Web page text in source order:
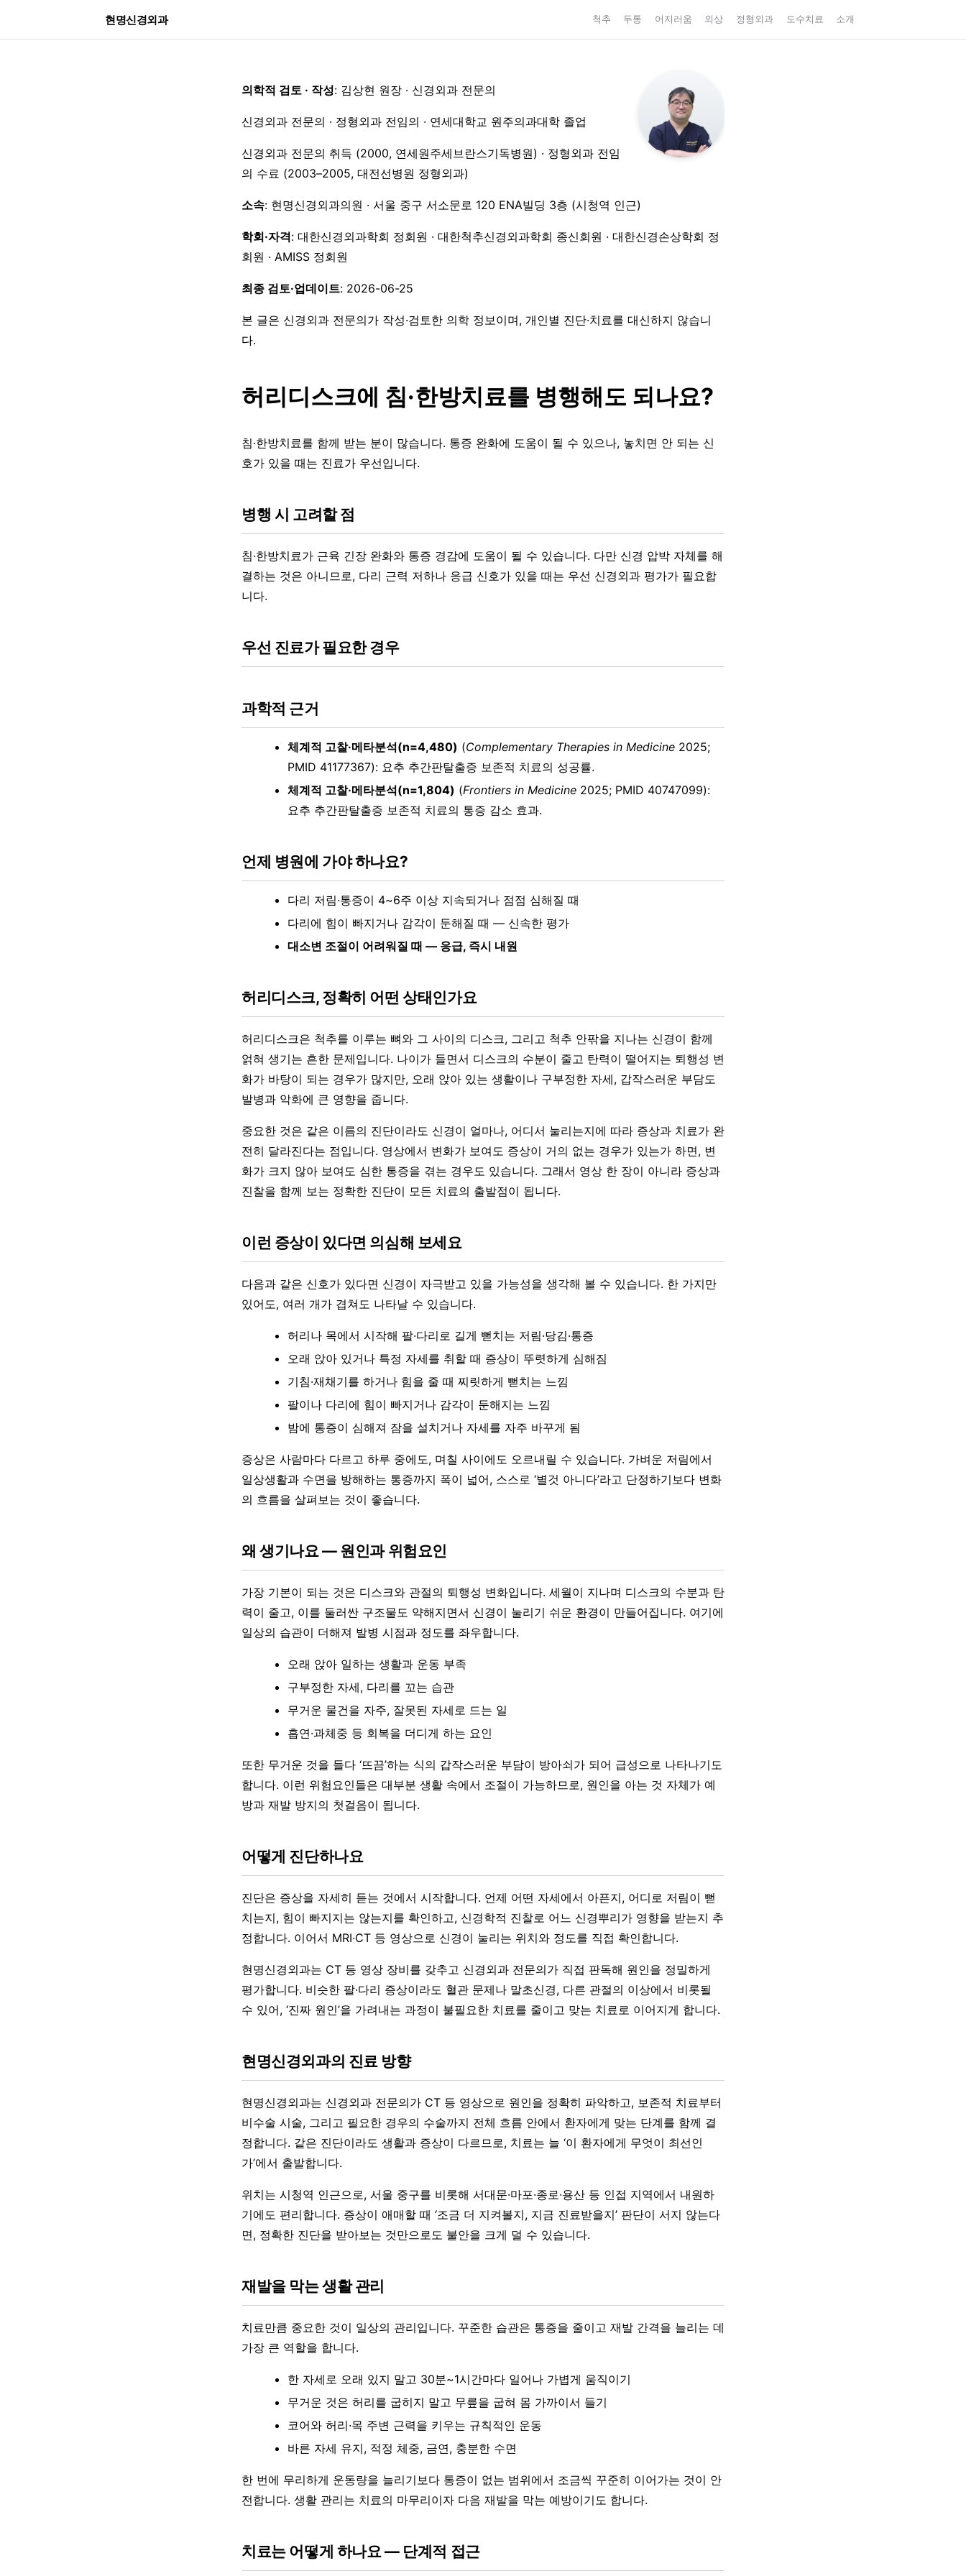
현명신경외과 척추 두통 어지러움 외상 정형외과 도수치료 소개
의학적 검토 · 작성: 김상현 원장 · 신경외과 전문의
신경외과 전문의 · 정형외과 전임의 · 연세대학교 원주의과대학 졸업
신경외과 전문의 취득 (2000, 연세원주세브란스기독병원) · 정형외과 전임
의 수료 (2003–2005, 대전선병원 정형외과)
소속: 현명신경외과의원 · 서울 중구 서소문로 120 ENA빌딩 3층 (시청역 인근)
학회·자격: 대한신경외과학회 정회원 · 대한척추신경외과학회 종신회원 · 대한신경손상학회 정
회원 · AMISS 정회원
최종 검토·업데이트: 2026-06-25
본 글은 신경외과 전문의가 작성·검토한 의학 정보이며, 개인별 진단·치료를 대신하지 않습니
다.
허리디스크에 침·한방치료를 병행해도 되나요?
침·한방치료를 함께 받는 분이 많습니다. 통증 완화에 도움이 될 수 있으나, 놓치면 안 되는 신
호가 있을 때는 진료가 우선입니다.
병행 시 고려할 점
침·한방치료가 근육 긴장 완화와 통증 경감에 도움이 될 수 있습니다. 다만 신경 압박 자체를 해
결하는 것은 아니므로, 다리 근력 저하나 응급 신호가 있을 때는 우선 신경외과 평가가 필요합
니다.
우선 진료가 필요한 경우
과학적 근거
체계적 고찰·메타분석(n=4,480) (Complementary Therapies in Medicine 2025;
PMID 41177367): 요추 추간판탈출증 보존적 치료의 성공률.
체계적 고찰·메타분석(n=1,804) (Frontiers in Medicine 2025; PMID 40747099):
요추 추간판탈출증 보존적 치료의 통증 감소 효과.
언제 병원에 가야 하나요?
다리 저림·통증이 4~6주 이상 지속되거나 점점 심해질 때
다리에 힘이 빠지거나 감각이 둔해질 때 — 신속한 평가
대소변 조절이 어려워질 때 — 응급, 즉시 내원
허리디스크, 정확히 어떤 상태인가요
허리디스크은 척추를 이루는 뼈와 그 사이의 디스크, 그리고 척추 안팎을 지나는 신경이 함께
얽혀 생기는 흔한 문제입니다. 나이가 들면서 디스크의 수분이 줄고 탄력이 떨어지는 퇴행성 변
화가 바탕이 되는 경우가 많지만, 오래 앉아 있는 생활이나 구부정한 자세, 갑작스러운 부담도
발병과 악화에 큰 영향을 줍니다.
중요한 것은 같은 이름의 진단이라도 신경이 얼마나, 어디서 눌리는지에 따라 증상과 치료가 완
전히 달라진다는 점입니다. 영상에서 변화가 보여도 증상이 거의 없는 경우가 있는가 하면, 변
화가 크지 않아 보여도 심한 통증을 겪는 경우도 있습니다. 그래서 영상 한 장이 아니라 증상과
진찰을 함께 보는 정확한 진단이 모든 치료의 출발점이 됩니다.
이런 증상이 있다면 의심해 보세요
다음과 같은 신호가 있다면 신경이 자극받고 있을 가능성을 생각해 볼 수 있습니다. 한 가지만
있어도, 여러 개가 겹쳐도 나타날 수 있습니다.
허리나 목에서 시작해 팔·다리로 길게 뻗치는 저림·당김·통증
오래 앉아 있거나 특정 자세를 취할 때 증상이 뚜렷하게 심해짐
기침·재채기를 하거나 힘을 줄 때 찌릿하게 뻗치는 느낌
팔이나 다리에 힘이 빠지거나 감각이 둔해지는 느낌
밤에 통증이 심해져 잠을 설치거나 자세를 자주 바꾸게 됨
증상은 사람마다 다르고 하루 중에도, 며칠 사이에도 오르내릴 수 있습니다. 가벼운 저림에서
일상생활과 수면을 방해하는 통증까지 폭이 넓어, 스스로 ‘별것 아니다’라고 단정하기보다 변화
의 흐름을 살펴보는 것이 좋습니다.
왜 생기나요 — 원인과 위험요인
가장 기본이 되는 것은 디스크와 관절의 퇴행성 변화입니다. 세월이 지나며 디스크의 수분과 탄
력이 줄고, 이를 둘러싼 구조물도 약해지면서 신경이 눌리기 쉬운 환경이 만들어집니다. 여기에
일상의 습관이 더해져 발병 시점과 정도를 좌우합니다.
오래 앉아 일하는 생활과 운동 부족
구부정한 자세, 다리를 꼬는 습관
무거운 물건을 자주, 잘못된 자세로 드는 일
흡연·과체중 등 회복을 더디게 하는 요인
또한 무거운 것을 들다 ‘뜨끔’하는 식의 갑작스러운 부담이 방아쇠가 되어 급성으로 나타나기도
합니다. 이런 위험요인들은 대부분 생활 속에서 조절이 가능하므로, 원인을 아는 것 자체가 예
방과 재발 방지의 첫걸음이 됩니다.
어떻게 진단하나요
진단은 증상을 자세히 듣는 것에서 시작합니다. 언제 어떤 자세에서 아픈지, 어디로 저림이 뻗
치는지, 힘이 빠지지는 않는지를 확인하고, 신경학적 진찰로 어느 신경뿌리가 영향을 받는지 추
정합니다. 이어서 MRI·CT 등 영상으로 신경이 눌리는 위치와 정도를 직접 확인합니다.
현명신경외과는 CT 등 영상 장비를 갖추고 신경외과 전문의가 직접 판독해 원인을 정밀하게
평가합니다. 비슷한 팔·다리 증상이라도 혈관 문제나 말초신경, 다른 관절의 이상에서 비롯될
수 있어, ‘진짜 원인’을 가려내는 과정이 불필요한 치료를 줄이고 맞는 치료로 이어지게 합니다.
현명신경외과의 진료 방향
현명신경외과는 신경외과 전문의가 CT 등 영상으로 원인을 정확히 파악하고, 보존적 치료부터
비수술 시술, 그리고 필요한 경우의 수술까지 전체 흐름 안에서 환자에게 맞는 단계를 함께 결
정합니다. 같은 진단이라도 생활과 증상이 다르므로, 치료는 늘 ‘이 환자에게 무엇이 최선인
가’에서 출발합니다.
위치는 시청역 인근으로, 서울 중구를 비롯해 서대문·마포·종로·용산 등 인접 지역에서 내원하
기에도 편리합니다. 증상이 애매할 때 ‘조금 더 지켜볼지, 지금 진료받을지’ 판단이 서지 않는다
면, 정확한 진단을 받아보는 것만으로도 불안을 크게 덜 수 있습니다.
재발을 막는 생활 관리
치료만큼 중요한 것이 일상의 관리입니다. 꾸준한 습관은 통증을 줄이고 재발 간격을 늘리는 데
가장 큰 역할을 합니다.
한 자세로 오래 있지 말고 30분~1시간마다 일어나 가볍게 움직이기
무거운 것은 허리를 굽히지 말고 무릎을 굽혀 몸 가까이서 들기
코어와 허리·목 주변 근력을 키우는 규칙적인 운동
바른 자세 유지, 적정 체중, 금연, 충분한 수면
한 번에 무리하게 운동량을 늘리기보다 통증이 없는 범위에서 조금씩 꾸준히 이어가는 것이 안
전합니다. 생활 관리는 치료의 마무리이자 다음 재발을 막는 예방이기도 합니다.
치료는 어떻게 하나요 — 단계적 접근